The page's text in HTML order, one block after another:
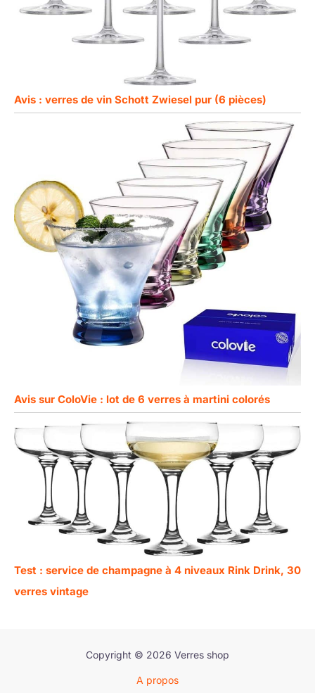
Avis : verres de vin Schott Zwiesel pur (6 pièces)
Avis sur ColoVie : lot de 6 verres à martini colorés
Test : service de champagne à 4 niveaux Rink Drink, 30
verres vintage
Copyright © 2026 Verres shop
A propos